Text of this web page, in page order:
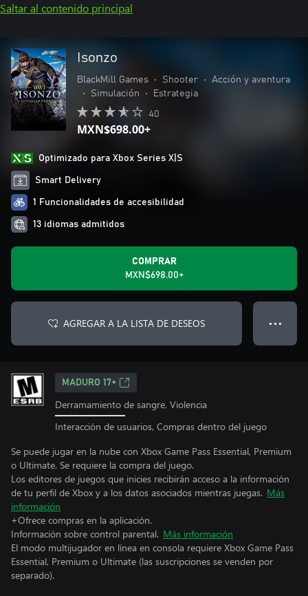
Saltar al contenido principal
Isonzo
BlackMill Games • Shooter •
Acción y aventura
•
Simulación • Estrategia
40
MXN$698.00+
Optimizado para Xbox Series X|S
Smart Delivery
1 Funcionalidades de accesibilidad
13 idiomas admitidos
COMPRAR
MXN$698.00+
AGREGAR A LA LISTA DE DESEOS ● ● ●
MADURO 17+
Derramamiento de sangre, Violencia
Interacción de usuarios, Compras dentro del juego
Se puede jugar en la nube con Xbox Game Pass Essential, Premium
o Ultimate. Se requiere la compra del juego.
Los editores de juegos que inicies recibirán acceso a la información
de tu perfil de Xbox y a los datos asociados mientras juegas. Más
información
+Ofrece compras en la aplicación.
Información sobre control parental. Más información
El modo multijugador en línea en consola requiere Xbox Game Pass
Essential, Premium o Ultimate (las suscripciones se venden por
separado).